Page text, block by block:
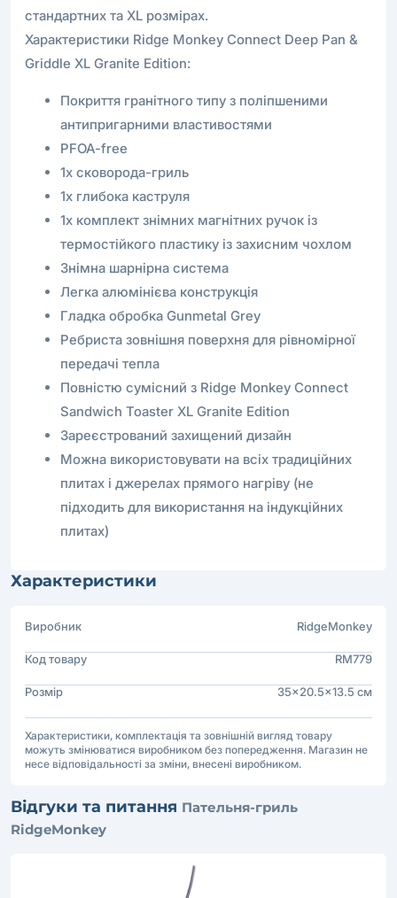
стандартних та XL розмірах.
Характеристики Ridge Monkey Connect Deep Pan &
Griddle XL Granite Edition:
Покриття гранітного типу з поліпшеними
антипригарними властивостями
PFOA-free
1x сковорода-гриль
1x глибока каструля
1х комплект знімних магнітних ручок із
термостійкого пластику із захисним чохлом
Знімна шарнірна система
Легка алюмінієва конструкція
Гладка обробка Gunmetal Grey
Ребриста зовнішня поверхня для рівномірної
передачі тепла
Повністю сумісний з Ridge Monkey Connect
Sandwich Toaster XL Granite Edition
Зареєстрований захищений дизайн
Можна використовувати на всіх традиційних
плитах і джерелах прямого нагріву (не
підходить для використання на індукційних
плитах)
Характеристики
Виробник RidgeMonkey
Код товару RM779
Розмір 35x20.5x13.5 см
Характеристики, комплектація та зовнішній вигляд товару
можуть змінюватися виробником без попередження. Магазин не
несе відповідальності за зміни, внесені виробником.
Відгуки та питання Пательня-гриль
RidgeMonkey